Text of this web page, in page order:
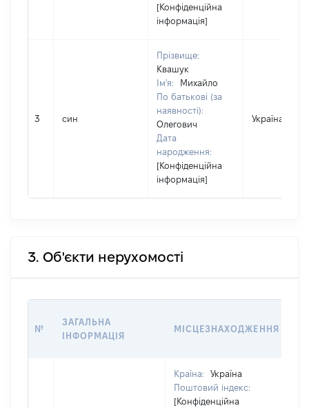
[Конфіденційна
інформація]
3 син
Прізвище:
Квашук
Ім'я:
Михайло
По батькові (за
наявності):
Олегович
Дата
народження:
[Конфіденційна
інформація]
Україна
3. Об'єкти нерухомості
№
ЗАГАЛЬНА
ІНФОРМАЦІЯ
МІСЦЕЗНАХОДЖЕННЯ
Країна:
Україна
Поштовий індекс:
[Конфіденційна